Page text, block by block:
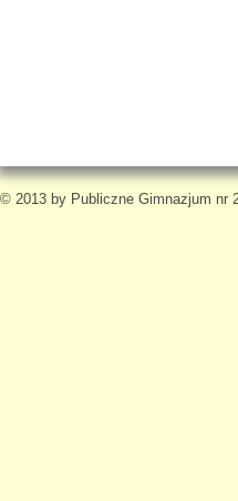
© 2013 by Publiczne Gimnazjum nr